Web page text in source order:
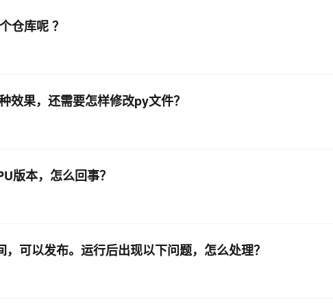
仓库呢 ？
果，还需要怎样修改py文件？
版本，怎么回事？
可以发布。运行后出现以下问题，怎么处理？